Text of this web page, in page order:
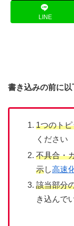
LINE
書き込みの前に以
1つのト
ください
不具合・
示し高速
該当部分
き込んで